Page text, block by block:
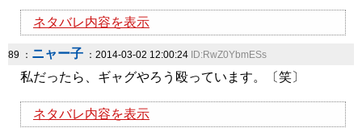
ネタバレ内容を表示
89 ： ニャー子 ：2014-03-02 12:00:24 ID:RwZ0YbmESs
私だったら、ギャグやろう殴っています。〔笑〕
ネタバレ内容を表示